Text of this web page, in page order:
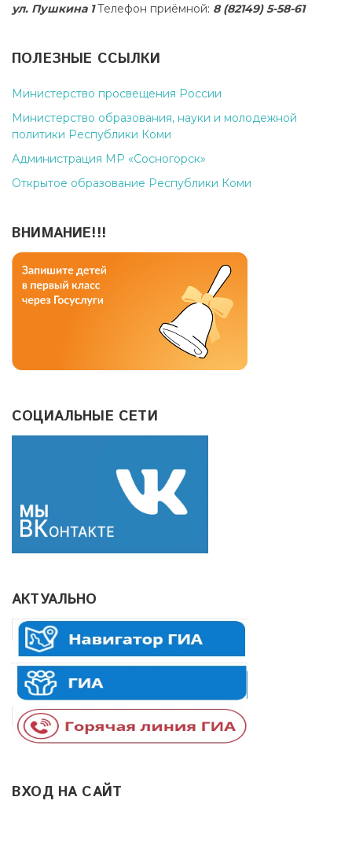
ул. Пушкина 1Телефон приёмной: 8 (82149) 5-58-61
ПОЛЕЗНЫЕ ССЫЛКИ
Министерство просвещения России
Министерство образования, науки и молодежной
политики Республики Коми
Администрация МР «Сосногорск»
Открытое образование Республики Коми
ВНИМАНИЕ!!!
СОЦИАЛЬНЫЕ СЕТИ
АКТУАЛЬНО
ВХОД НА САЙТ